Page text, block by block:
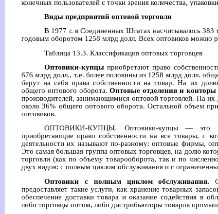
конечных пользователей с точки зрения количества,
Виды предприятий оптовой торговли
В 1977 г. в Соединенных Штатах насчитывалось
годовым оборотом 1258 млрд долл. Всех оптовиков можно
Таблица 13.3. Классификация оптовых торговцев
Оптовики-купцы приобретают право
676 млрд долл., т.е. более половины из 1258 млрд долл.
берут на себя права собственности на товар. На их
общего оптового оборота.Оптовые отделения и конторы
производителей, занимающимися оптовой торговлей. На
около 36% общего оптового оборота. Остальной объем
оптовиков.
ОПТОВИКИ-КУПЦЫ. Оптовики-купцы — это
приобретающие право собственности на все товары, с
деятельности их называют по-разному: оптовые фирмы,
Это самая большая группа оптовых торговцев, на долю
торговли (как по объему товарооборота, так и по
двух видов: с полным циклом обслуживания и с
Оптовики с полным циклом обслуживания.
предоставляет такие услуги, как хранение товарных
обеспечение доставки товара и оказание содействия в
либо торговцы оптом, либо дистрибьюторы товаров